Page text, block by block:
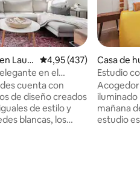
evaluaciones
Laur
Calificación promedio:
4,95 (437)
en el
cuenta con
de diseño creados
de estilo y
blancas, los
Casa de
and
Estudio
iluminado
mañana
estudio